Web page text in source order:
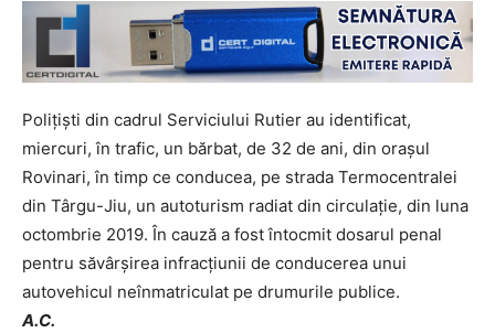
Polițiști din cadrul Serviciului Rutier au identificat,
miercuri, în trafic, un bărbat, de 32 de ani, din orașul
Rovinari, în timp ce conducea, pe strada Termocentralei
din Târgu-Jiu, un autoturism radiat din circulaţie, din luna
octombrie 2019. În cauză a fost întocmit dosarul penal
pentru săvârşirea infracţiunii de conducerea unui
autovehicul neînmatriculat pe drumurile publice.
A.C.